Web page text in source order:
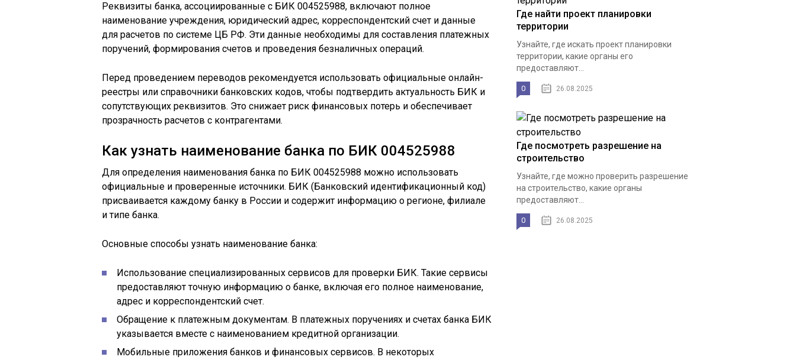
Реквизиты банка, ассоциированные с БИК 004525988, включают полное
наименование учреждения, юридический адрес, корреспондентский счет и данные
для расчетов по системе ЦБ РФ. Эти данные необходимы для составления платежных
поручений, формирования счетов и проведения безналичных операций.
Перед проведением переводов рекомендуется использовать официальные онлайн-
реестры или справочники банковских кодов, чтобы подтвердить актуальность БИК и
сопутствующих реквизитов. Это снижает риск финансовых потерь и обеспечивает
прозрачность расчетов с контрагентами.
Как узнать наименование банка по БИК 004525988
Для определения наименования банка по БИК 004525988 можно использовать
официальные и проверенные источники. БИК (Банковский идентификационный код)
присваивается каждому банку в России и содержит информацию о регионе, филиале
и типе банка.
Основные способы узнать наименование банка:
Использование специализированных сервисов для проверки БИК. Такие сервисы
предоставляют точную информацию о банке, включая его полное наименование,
адрес и корреспондентский счет.
Обращение к платежным документам. В платежных поручениях и счетах банка БИК
указывается вместе с наименованием кредитной организации.
Мобильные приложения банков и финансовых сервисов. В некоторых
Где найти проект планировки
территории
Узнайте, где искать проект планировки
территории, какие органы его
предоставляют...
0 26.08.2025
Где посмотреть разрешение на
строительство
Узнайте, где можно проверить разрешение
на строительство, какие органы
предоставляют...
0 26.08.2025